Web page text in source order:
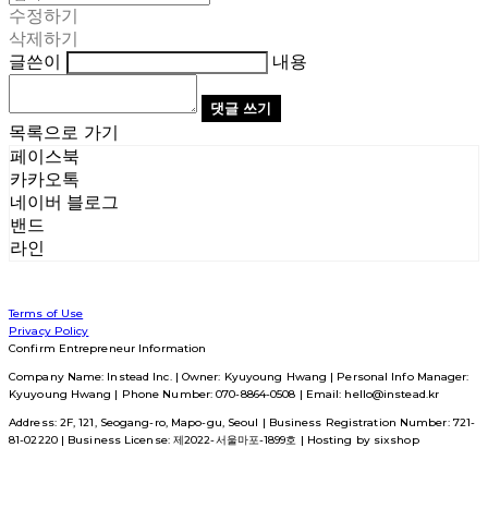
수정하기
삭제하기
글쓴이
내용
댓글 쓰기
목록으로 가기
페이스북
카카오톡
네이버 블로그
밴드
라인
Terms of Use
Privacy Policy
Confirm Entrepreneur Information
Company Name: Instead Inc. | Owner: Kyuyoung Hwang | Personal Info Manager:
Kyuyoung Hwang | Phone Number: 070-8864-0508 | Email: hello@instead.kr
Address: 2F, 121, Seogang-ro, Mapo-gu, Seoul | Business Registration Number: 721-
81-02220| Business License: 제2022-서울마포-1899호 | Hosting by sixshop